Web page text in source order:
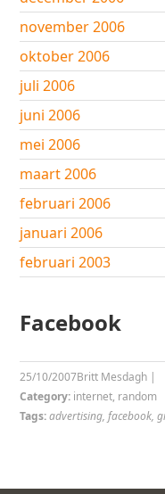
november 2006
oktober 2006
juli 2006
juni 2006
mei 2006
maart 2006
februari 2006
januari 2006
februari 2003
Facebook
Britt Mesdagh |
25/10/2007
Category: internet, random
Tags:advertising,facebook,